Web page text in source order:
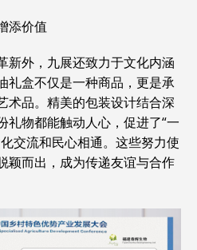
添价值
新外，九展还致力于文化内涵
礼盒不仅是一种商品，更是承
术品。精美的包装设计结合深
礼物都能触动人心，促进了“一
交流和民心相通。这些努力使
颖而出，成为传递友谊与合作